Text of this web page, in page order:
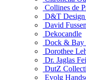
Collines de
D&T Design
David
Dekocandle
Dock & Bay
Dorothee
Dr. Jaglas
DutZ
Evolg